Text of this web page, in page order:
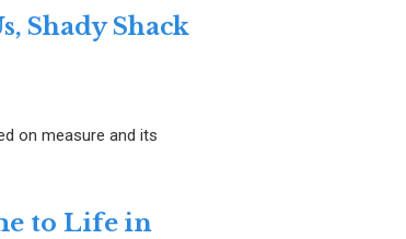
Shady Shack
on measure and its
to Life in